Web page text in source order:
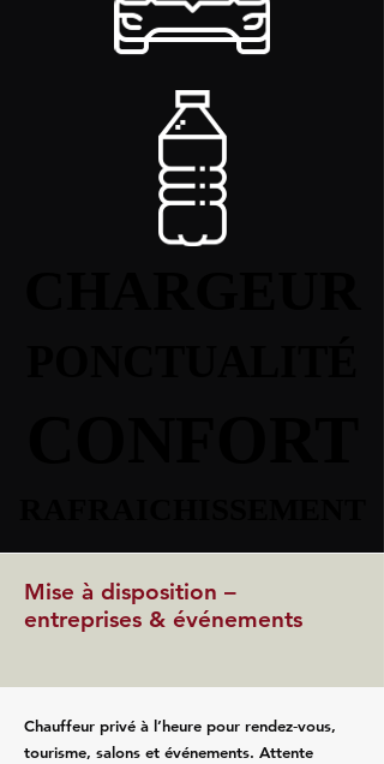
Mise à disposition –
entreprises & événements
Chauffeur privé à l’heure pour rendez‑vous,
tourisme, salons et événements. Attente